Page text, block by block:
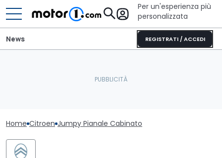
Per un'esperienza più
personalizzata
REGISTRATI / ACCEDI
News
Home Citroen Jumpy Pianale Cabinato